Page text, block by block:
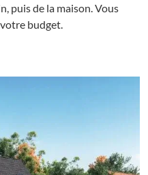
puis de la maison. Vous
budget.